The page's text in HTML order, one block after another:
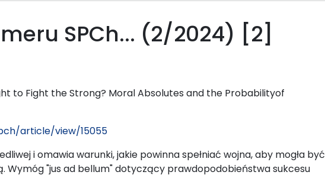
SPCh... (2/2024) [2]
to Fight the Strong? Moral Absolutes and the Probabilityof
article/view/15055
i omawia warunki, jakie powinna spełniać wojna, aby mogła być
Wymóg "jus ad bellum" dotyczący prawdopodobieństwa sukcesu